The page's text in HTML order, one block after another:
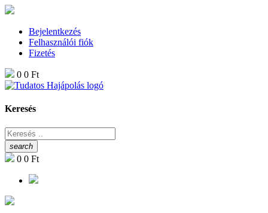
Bejelentkezés
Felhasználói fiók
Fizetés
0 0 Ft
Keresés
search
0 0 Ft